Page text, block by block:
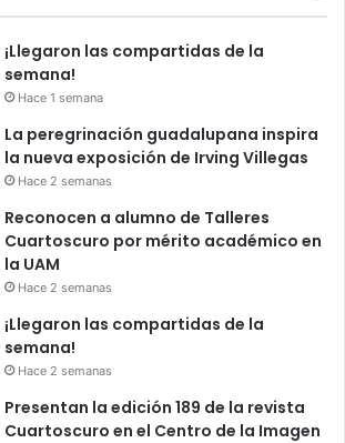
¡Llegaron las compartidas de la
semana!
Hace 1 semana
La peregrinación guadalupana inspira
la nueva exposición de Irving Villegas
Hace 2 semanas
Reconocen a alumno de Talleres
Cuartoscuro por mérito académico en
la UAM
Hace 2 semanas
¡Llegaron las compartidas de la
semana!
Hace 2 semanas
Presentan la edición 189 de la revista
Cuartoscuro en el Centro de la Imagen